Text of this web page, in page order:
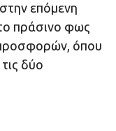
επόμενη
πράσινο φως
προσφορών, όπου
δύο